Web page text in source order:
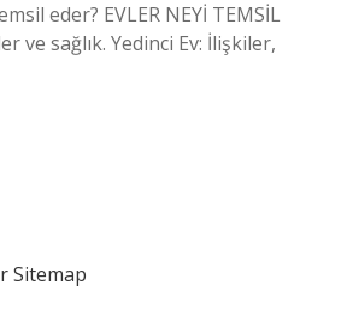
eder? EVLER NEYİ TEMSİL
ve sağlık. Yedinci Ev: İlişkiler,
Sitemap